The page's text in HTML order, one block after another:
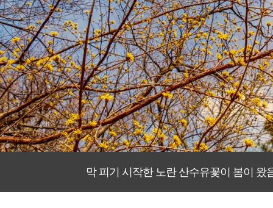
막 피기 시작한 노란 산수유꽃이 봄이 왔